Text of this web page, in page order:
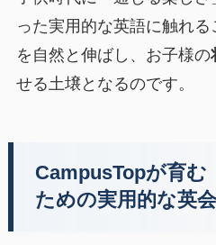
った実用的な英語に触れ
を自然と伸ばし、お子様の
せる土壌となるのです。
CampusTopが育む
ための実用的な英